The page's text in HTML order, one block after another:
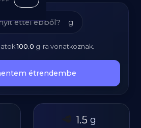
g
100.0 g-ra vonatkoznak.
étrendembe
🥩 1.5 g